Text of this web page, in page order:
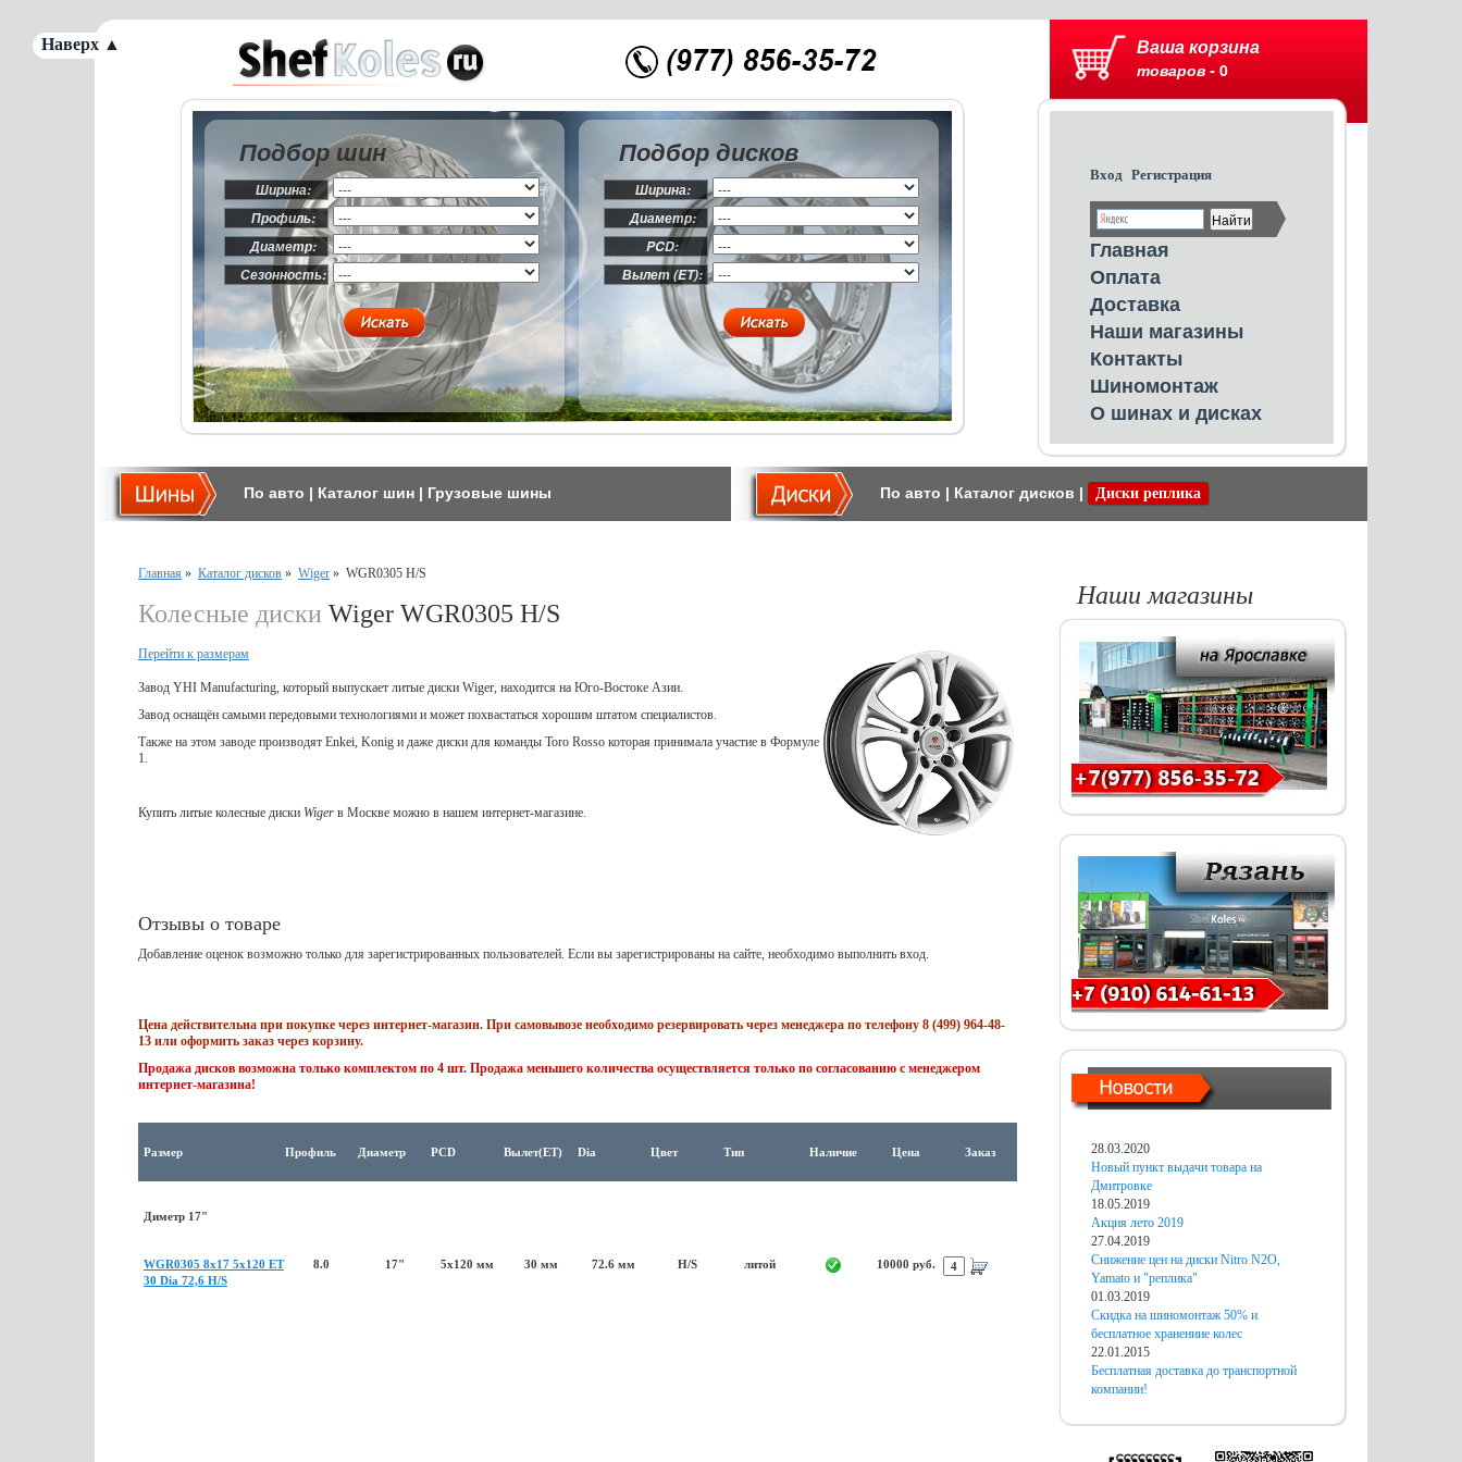
Ваша корзина
товаров - 0
Вход Регистрация
Главная
Оплата
Доставка
Наши магазины
Контакты
Шиномонтаж
О шинах и дисках
Подбор шин
Ширина:
Профиль:
Диаметр:
Сезонность:
Подбор дисков
Ширина:
Диаметр:
PCD:
Вылет (ET):
По авто | Каталог шин | Грузовые шины По авто | Каталог дисков | Диски реплика
Главная » Каталог дисков » Wiger » WGR0305 H/S
Колесные диски Wiger WGR0305 H/S
Перейти к размерам
Завод YHI Manufacturing, который выпускает литые диски Wiger, находится на Юго-Востоке Азии.
Завод оснащён самыми передовыми технологиями и может похвастаться хорошим штатом специалистов.
Также на этом заводе производят Enkei, Konig и даже диски для команды Toro Rosso которая принимала участие в Формуле
1.
Купить литые колесные диски Wiger в Москве можно в нашем интернет-магазине.
Отзывы о товаре
Добавление оценок возможно только для зарегистрированных пользователей. Если вы зарегистрированы на сайте, необходимо выполнить вход.
Цена действительна при покупке через интернет-магазин. При самовывозе необходимо резервировать через менеджера по телефону 8 (499) 964-48-
13 или оформить заказ через корзину.
Продажа дисков возможна только комплектом по 4 шт. Продажа меньшего количества осуществляется только по согласованию с менеджером
интернет-магазина!
Размер Профиль Диаметр PCD Вылет(ET) Dia Цвет Тип Наличие Цена Заказ
Диметр 17"
WGR0305 8x17 5x120 ET
30 Dia 72,6 H/S
8.0 17" 5x120 мм 30 мм 72.6 мм H/S литой 10000 руб.
Наши магазины
28.03.2020
Новый пункт выдачи товара на
Дмитровке
18.05.2019
Акция лето 2019
27.04.2019
Снижение цен на диски Nitro N2O,
Yamato и "реплика"
01.03.2019
Скидка на шиномонтаж 50% и
бесплатное хранениие колес
22.01.2015
Бесплатная доставка до транспортной
компании!
Наверх ▲